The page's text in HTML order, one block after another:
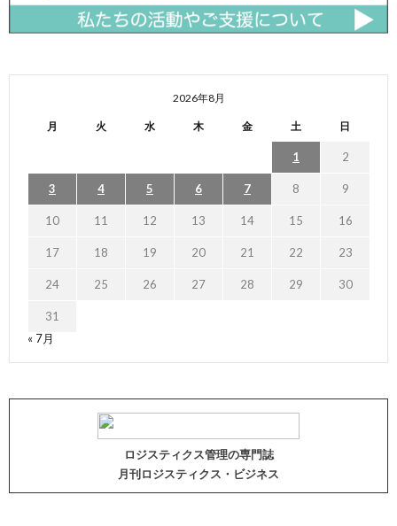
2026年8月
月 火 水 木 金 土 日
1 2
3 4 5 6 7 8 9
10 11 12 13 14 15 16
17 18 19 20 21 22 23
24 25 26 27 28 29 30
31
« 7月
ロジスティクス管理の専門誌
月刊ロジスティクス・ビジネス